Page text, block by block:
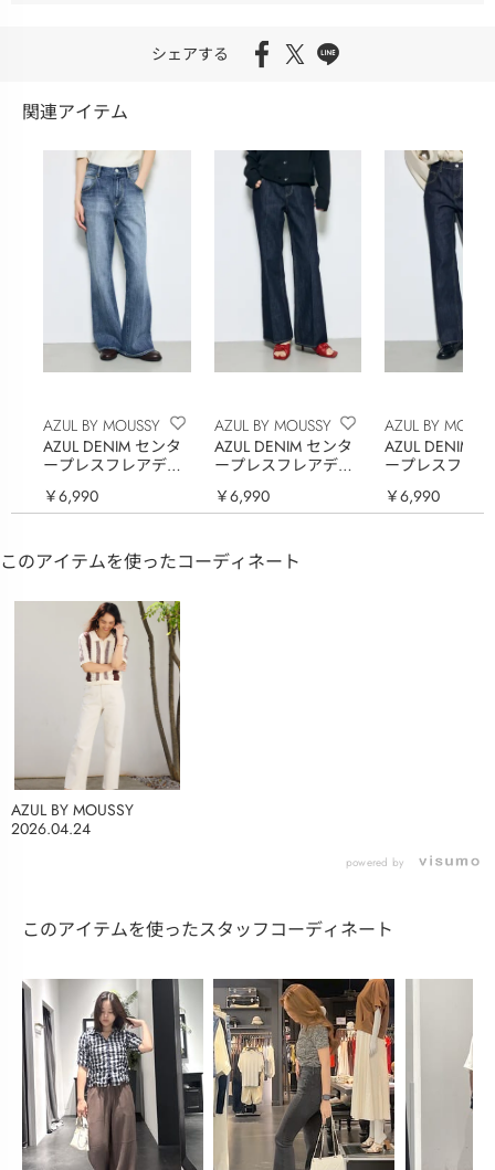
シェアする
関連アイテム
AZUL BY MOUSSY
AZUL DENIM センタ
ープレスフレアデニ
￥6,990
AZUL BY MOUSSY
AZUL DENIM センタ
ープレスフレアデニ
￥6,990
AZUL BY
AZUL DENIM
ープレスフレ
￥6,990
このアイテムを使ったコーディネート
2026.04.24
AZUL BY MOUSSY
powered by
このアイテムを使ったスタッフコーディネート